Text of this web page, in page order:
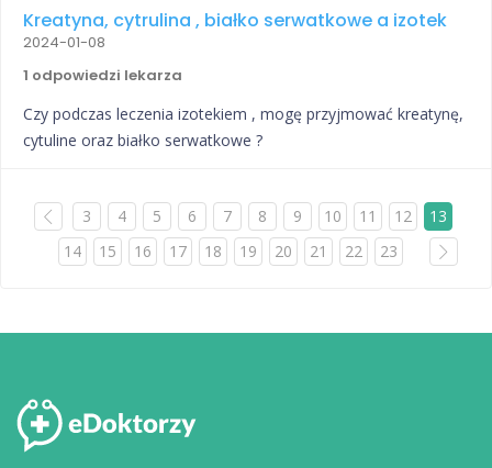
Kreatyna, cytrulina , białko serwatkowe a izotek
2024-01-08
1 odpowiedzi lekarza
Czy podczas leczenia izotekiem , mogę przyjmować kreatynę,
cytuline oraz białko serwatkowe ?
3 4 5 6 7 8 9 10 11 12
13
14
15 16 17 18 19 20 21 22 23